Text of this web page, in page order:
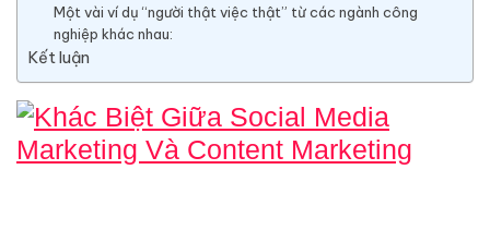
Một vài ví dụ “người thật việc thật” từ các ngành công
nghiệp khác nhau:
Kết luận